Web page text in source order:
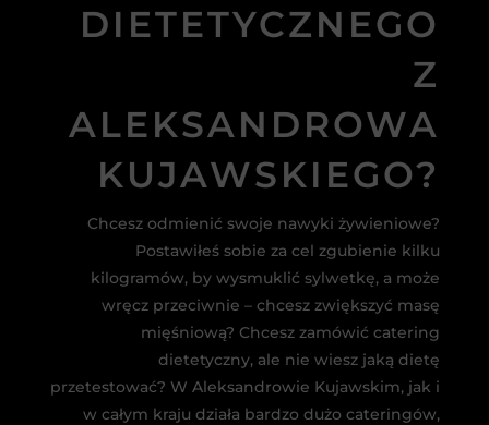
DIETETYCZNEGO
Z
ALEKSANDROWA
KUJAWSKIEGO?
Chcesz odmienić swoje nawyki żywieniowe?
Postawiłeś sobie za cel zgubienie kilku
kilogramów, by wysmuklić sylwetkę, a może
wręcz przeciwnie – chcesz zwiększyć masę
mięśniową? Chcesz zamówić catering
dietetyczny, ale nie wiesz jaką dietę
przetestować? W Aleksandrowie Kujawskim, jak i
w całym kraju działa bardzo dużo cateringów,